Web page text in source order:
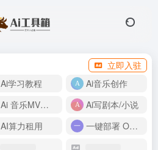
立即入驻
Ai学习教程
Ai音乐创作
Ai 音乐MV制作
Ai写剧本/小说
AI算力租用 一键部署 OpenClaw